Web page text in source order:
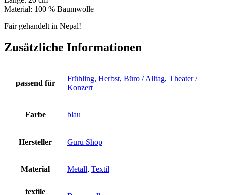
Material: 100 % Baumwolle
Fair gehandelt in Nepal!
Zusätzliche Informationen
passend für
Frühling, Herbst, Büro / Alltag, Theater /
Konzert
Farbe blau
Hersteller Guru Shop
Material Metall, Textil
textile